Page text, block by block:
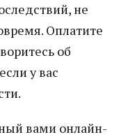
не
Оплатите
об
у вас
вами онлайн-